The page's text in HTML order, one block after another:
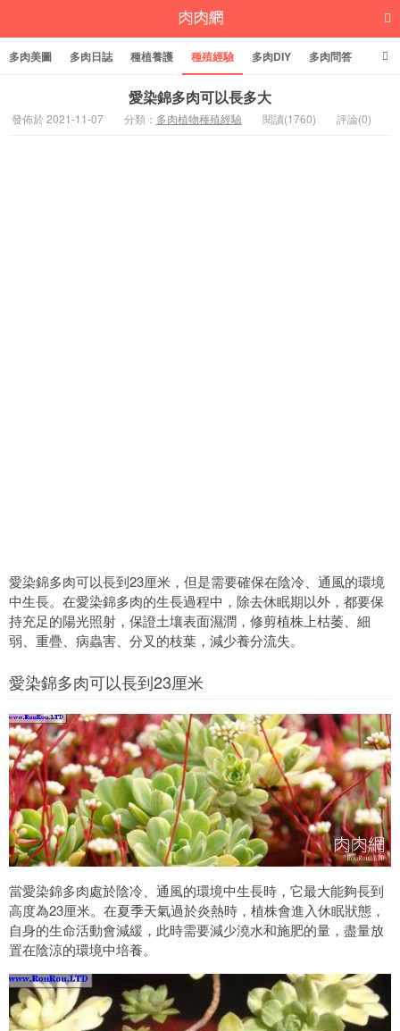
多肉美圖 多肉日誌 種植養護 種殖經驗 多肉DIY 多肉問答
愛染錦多肉可以長多大
發佈於 2021-11-07 分類： 多肉植物種殖經驗 閱讀(1760) 評論(0)
愛染錦多肉可以長到23厘米，但是需要確保在陰冷、通風的環境
中生長。在愛染錦多肉的生長過程中，除去休眠期以外，都要保
持充足的陽光照射，保證土壤表面濕潤，修剪植株上枯萎、細
弱、重疊、病蟲害、分叉的枝葉，減少養分流失。
愛染錦多肉可以長到23厘米
當愛染錦多肉處於陰冷、通風的環境中生長時，它最大能夠長到
高度為23厘米。在夏季天氣過於炎熱時，植株會進入休眠狀態，
自身的生命活動會減緩，此時需要減少澆水和施肥的量，盡量放
置在陰涼的環境中培養。